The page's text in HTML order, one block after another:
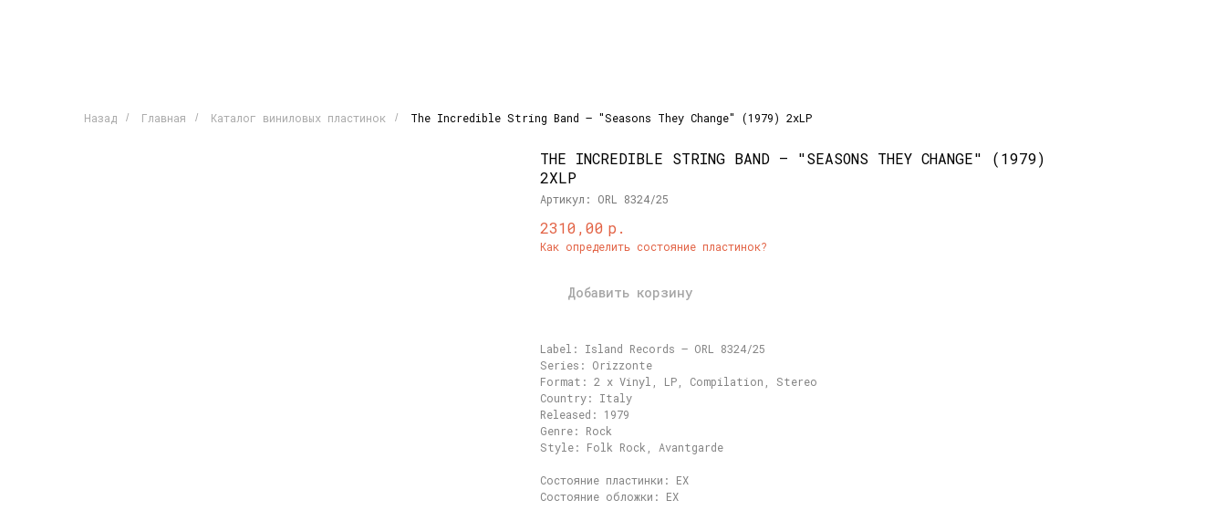
Назад / Главная / Каталог виниловых пластинок / The Incredible String Band – "Seasons They Change" (1979) 2xLP
THE INCREDIBLE STRING BAND – "SEASONS THEY CHANGE" (1979)
2XLP
Артикул: ORL 8324/25
2310,00 р.
Как определить состояние пластинок?
Добавить корзину
Label: Island Records – ORL 8324/25
Series: Orizzonte
Format: 2 x Vinyl, LP, Compilation, Stereo
Country: Italy
Released: 1979
Genre: Rock
Style: Folk Rock, Avantgarde
Состояние пластинки: EX
Состояние обложки: EX